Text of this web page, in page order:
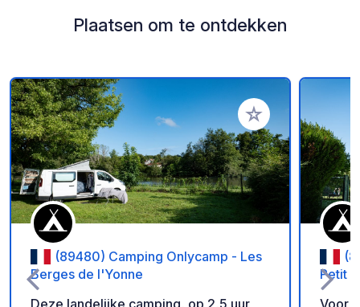
Plaatsen om te ontdekken
Voeg toe aan je
(89480) Camping Onlycamp - Les
Berges de l'Yonne
Petit